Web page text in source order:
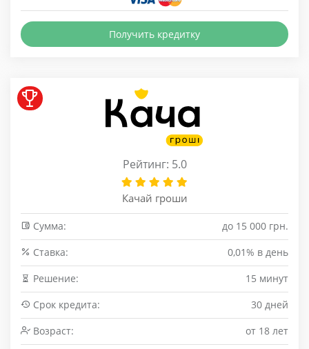
Получить кредитку
Рейтинг: 5.0
Качай гроши
Сумма:
до 15 000 грн.
Cтавка:
0,01% в день
Решение:
15 минут
Срок кредита:
30 дней
Возраст:
от 18 лет